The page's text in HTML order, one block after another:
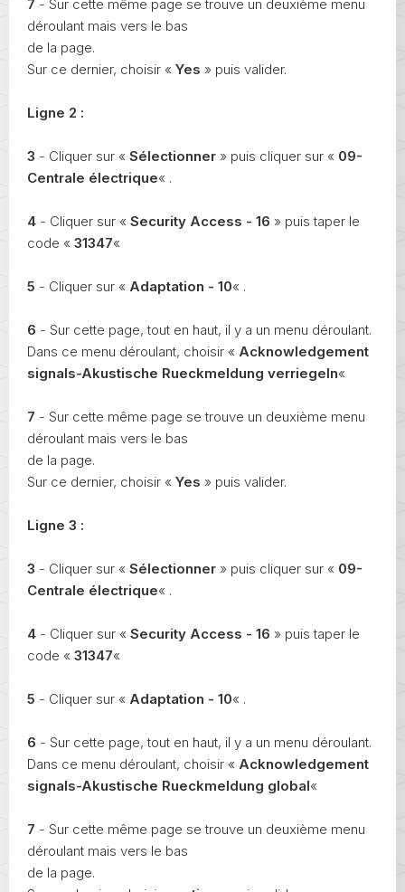
7 - Sur cette même page se trouve un deuxième menu
déroulant mais vers le bas
de la page.
Sur ce dernier, choisir « Yes » puis valider.
Ligne 2 :
3 - Cliquer sur « Sélectionner » puis cliquer sur « 09-
Centrale électrique« .
4 - Cliquer sur « Security Access - 16 » puis taper le
code « 31347«
5 - Cliquer sur « Adaptation - 10« .
6 - Sur cette page, tout en haut, il y a un menu déroulant.
Dans ce menu déroulant, choisir « Acknowledgement
signals-Akustische Rueckmeldung verriegeln«
7 - Sur cette même page se trouve un deuxième menu
déroulant mais vers le bas
de la page.
Sur ce dernier, choisir « Yes » puis valider.
Ligne 3 :
3 - Cliquer sur « Sélectionner » puis cliquer sur « 09-
Centrale électrique« .
4 - Cliquer sur « Security Access - 16 » puis taper le
code « 31347«
5 - Cliquer sur « Adaptation - 10« .
6 - Sur cette page, tout en haut, il y a un menu déroulant.
Dans ce menu déroulant, choisir « Acknowledgement
signals-Akustische Rueckmeldung global«
7 - Sur cette même page se trouve un deuxième menu
déroulant mais vers le bas
de la page.